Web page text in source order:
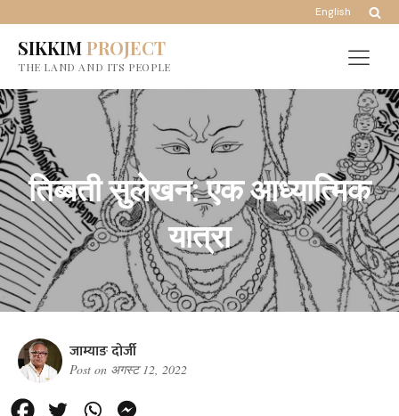
English
SIKKIMPROJECT
THE LAND AND ITS PEOPLE
तिब्बती सुलेखन: एक आध्यात्मिक
यात्रा
जाम्याङ दोर्जी
Post on अगस्ट 12, 2022